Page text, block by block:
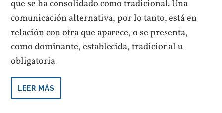
que se ha consolidado como tradicional. Una
comunicación alternativa, por lo tanto, está en
relación con otra que aparece, o se presenta,
como dominante, establecida, tradicional u
obligatoria.
LEER MÁS